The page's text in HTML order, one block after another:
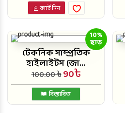
কার্টে নিন
10%
ছাড়
টেকনিক সাম্প্রতিক
হাইলাইটস (জা...
100.00 ৳90৳
বিস্তারিত